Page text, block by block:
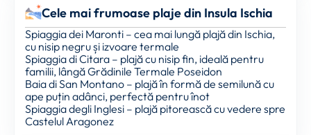
Cele mai frumoase plaje din Insula Ischia
Spiaggia dei Maronti – cea mai lungă plajă din Ischia,
cu nisip negru și izvoare termale
Spiaggia di Citara – plajă cu nisip fin, ideală pentru
familii, lângă Grădinile Termale Poseidon
Baia di San Montano – plajă în formă de semilună cu
ape puțin adânci, perfectă pentru înot
Spiaggia degli Inglesi – plajă pitorească cu vedere spre
Castelul Aragonez